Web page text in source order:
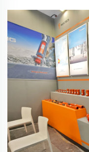
สำหรับอุตสาหกรรมเหมือ